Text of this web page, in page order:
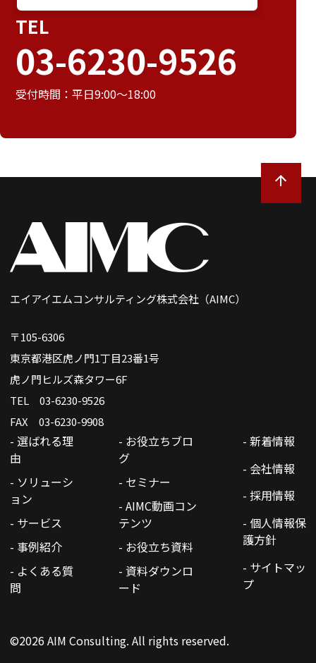
TEL
03-6230-9526
受付時間：平日9:00～18:00
エイアイエムコンサルティング株式会社（AIMC）
〒105-6306
東京都港区虎ノ門1丁目23番1号
虎ノ門ヒルズ森タワー6F
TEL 03-6230-9526
FAX 03-6230-9908
- 選ばれる理
由
- ソリューシ
ョン
- サービス
- 事例紹介
- よくある質
問
- お役立ちブロ
グ
- セミナー
- AIMC動画コン
テンツ
- お役立ち資料
- 資料ダウンロ
ード
- 新着情報
- 会社情報
- 採用情報
- 個人情報保
護方針
- サイトマッ
プ
©2026 AIM Consulting. All rights reserved.